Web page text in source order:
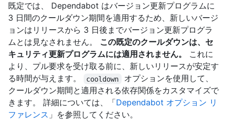
既定では、 Dependabot はバージョン更新プログラムに
3 日間のクールダウン期間を適用するため、新しいバージ
ョンはリリースから 3 日後までバージョン更新プログラ
ムとは見なされません。 この既定のクールダウンは、セ
キュリティ更新プログラムには適用されません。
これに
より、プル要求を受け取る前に、新しいリリースが安定す
る時間が与えます。
cooldown
オプションを使用して、
クールダウン期間と適用される依存関係をカスタマイズで
きます。 詳細については、「Dependabot オプション リ
ファレンス 」を参照してください。